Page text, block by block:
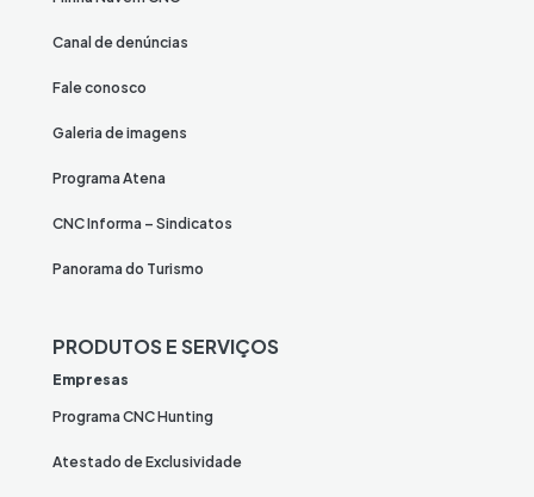
Canal de denúncias
Fale conosco
Galeria de imagens
Programa Atena
CNC Informa – Sindicatos
Panorama do Turismo
PRODUTOS E SERVIÇOS
Empresas
Programa CNC Hunting
Atestado de Exclusividade